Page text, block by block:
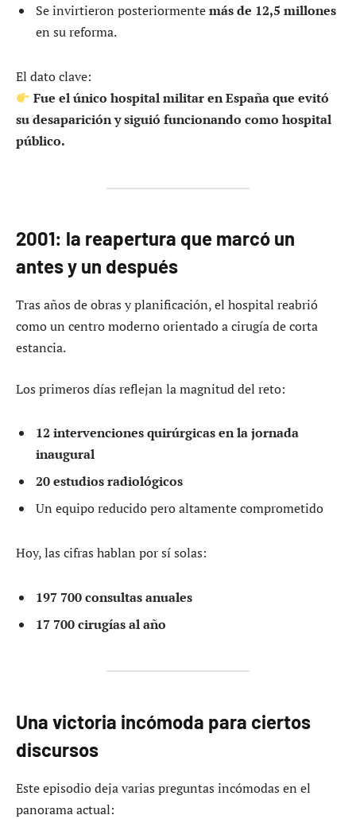
Se invirtieron posteriormentemás de 12,5 millones
en su reforma.
El dato clave:
Fue el único hospital militar en España que evitó
su desaparición y siguió funcionando como hospital
público.
2001: la reapertura que marcó un
antes y un después
Tras años de obras y planificación, el hospital reabrió
como un centro moderno orientado a cirugía de corta
estancia.
Los primeros días reflejan la magnitud del reto:
12 intervenciones quirúrgicas en la jornada
inaugural
20 estudios radiológicos
Un equipo reducido pero altamente comprometido
Hoy, las cifras hablan por sí solas:
197 700 consultas anuales
17 700 cirugías al año
Una victoria incómoda para ciertos
discursos
Este episodio deja varias preguntas incómodas en el
panorama actual: